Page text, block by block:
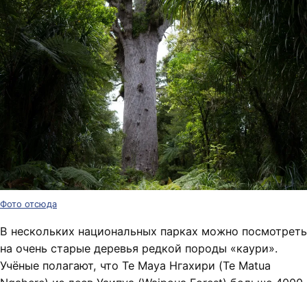
Фото отсюда
В нескольких национальных парках можно посмотреть
на очень старые деревья редкой породы «каури».
Учёные полагают, что Те Мауа Нгахири (Te Matua